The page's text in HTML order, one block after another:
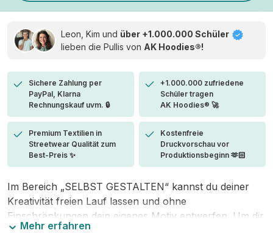
Leon, Kim und über +1.000.000 Schüler
lieben die Pullis von AK Hoodies®!
Sichere Zahlung per
PayPal, Klarna
Rechnungskauf uvm. 🔒
+1.000.000 zufriedene
Schüler tragen
AK Hoodies® 🚀
Premium Textilien in
Streetwear Qualität zum
Best-Preis ✨
Kostenfreie
Druckvorschau vor
Produktionsbeginn 🫶🏻
Im Bereich „SELBST GESTALTEN“ kannst du deiner
Kreativität freien Lauf lassen und ohne
Einschränkungen dein eigenes Motiv entwerfen. Um dir
Mehr erfahren